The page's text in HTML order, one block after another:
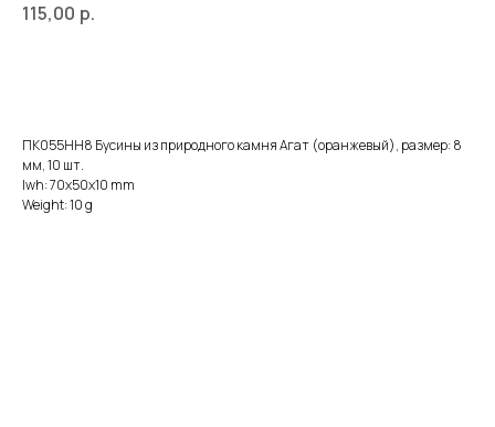
115,00 р.
ПК055НН8 Бусины из природного камня Агат (оранжевый), размер: 8
мм, 10 шт.
lwh: 70x50x10 mm
Weight: 10 g